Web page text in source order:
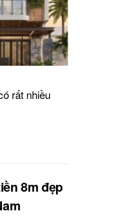
rất nhiều
8m đẹp